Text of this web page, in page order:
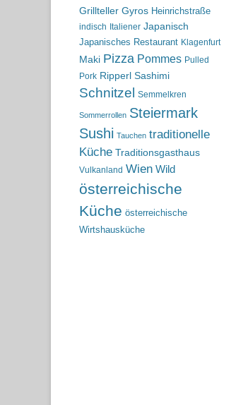
Grillteller Gyros Heinrichstraße
indisch Italiener Japanisch
Japanisches Restaurant Klagenfurt
Maki Pizza Pommes Pulled
Pork Ripperl Sashimi
Schnitzel Semmelkren
Sommerrollen Steiermark
Sushi Tauchen traditionelle
Küche Traditionsgasthaus
Vulkanland Wien Wild
österreichische
Küche österreichische
Wirtshausküche